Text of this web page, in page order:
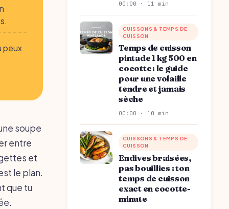
peux
soupe
entre
et
le plan.
que tu
00:00 · 11 min
CUISSONS & TEMPS DE
CUISSON
Temps de cuisson
pintade 1 kg 500 en
cocotte : le guide
pour une volaille
tendre et jamais
sèche
00:00 · 10 min
CUISSONS & TEMPS DE
CUISSON
Endives braisées,
pas bouillies : ton
temps de cuisson
exact en cocotte-
minute